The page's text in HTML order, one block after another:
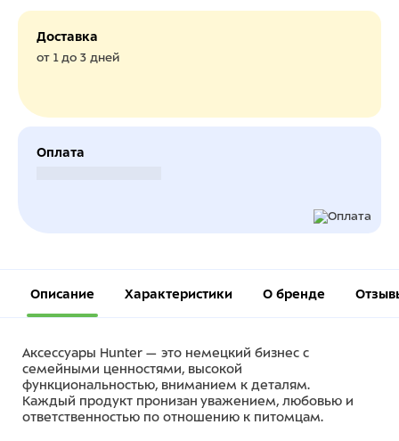
Доставка
от 1 до 3 дней
Оплата
Описание Характеристики О бренде
Аксессуары Hunter — это немецкий бизнес с
семейными ценностями, высокой
функциональностью, вниманием к деталям.
Каждый продукт пронизан уважением, любовью и
ответственностью по отношению к питомцам.